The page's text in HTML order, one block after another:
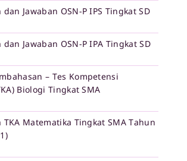
Jawaban OSN-P IPS Tingkat SD
Jawaban OSN-P IPA Tingkat SD
– Tes Kompetensi
Biologi Tingkat SMA
TKA Matematika Tingkat SMA Tahun